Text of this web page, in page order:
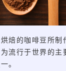
焙的咖啡豆所制
流行于世界的主
。